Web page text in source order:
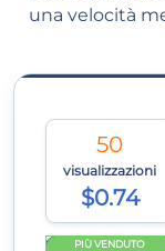
una velocità
50
visualizzazioni
$0.74
PIÙ VENDUTO